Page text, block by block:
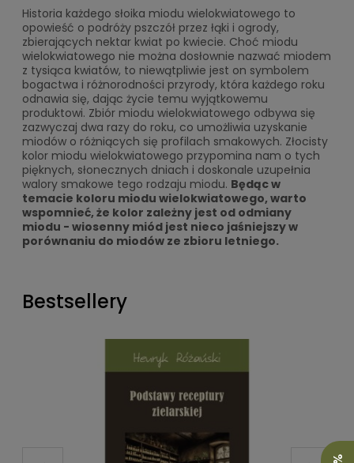
Historia każdego słoika miodu wielokwiatowego to
opowieść o podróży pszczół przez łąki i ogrody,
zbierających nektar kwiat po kwiecie. Choć miodu
wielokwiatowego nie można dosłownie nazwać miodem
z tysiąca kwiatów, to niewątpliwie jest on symbolem
bogactwa i różnorodności przyrody, która każdego roku
odnawia się, dając życie temu wyjątkowemu
produktowi. Zbiór miodu wielokwiatowego odbywa się
zazwyczaj dwa razy do roku, co umożliwia uzyskanie
miodów o różniących się profilach smakowych. Złocisty
kolor miodu wielokwiatowego przypomina nam o tych
pięknych, słonecznych dniach i doskonale uzupełnia
walory smakowe tego rodzaju miodu. Będąc w
temacie koloru miodu wielokwiatowego, warto
wspomnieć, że kolor zależny jest od odmiany
miodu - wiosenny miód jest nieco jaśniejszy w
porównaniu do miodów ze zbioru letniego.
Bestsellery